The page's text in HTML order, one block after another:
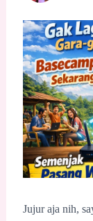
Jujur aja nih,